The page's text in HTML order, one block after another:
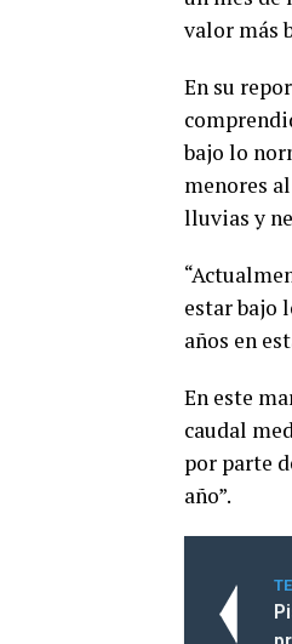
valor más
En su
bajo lo
menores
lluvias y
estar bajo
años en
En este
caudal
por parte
año”.